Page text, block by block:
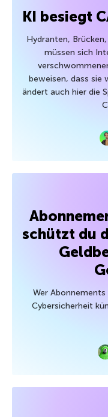
KI besiegt
Hydranten,
müssen sich
beweisen, dass sie
ändert auch hier die
schützt du
Wer
Cybersicherheit